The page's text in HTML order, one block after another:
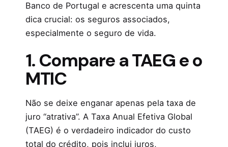
Banco de Portugal e acrescenta uma quinta
dica crucial: os seguros associados,
especialmente o seguro de vida.
1. Compare a TAEG e o
MTIC
Não se deixe enganar apenas pela taxa de
juro “atrativa”. A Taxa Anual Efetiva Global
(TAEG) é o verdadeiro indicador do custo
total do crédito, pois inclui juros,